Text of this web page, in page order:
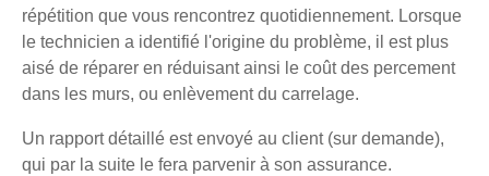
répétition que vous rencontrez quotidiennement. Lorsque
le technicien a identifié l'origine du problème, il est plus
aisé de réparer en réduisant ainsi le coût des percement
dans les murs, ou enlèvement du carrelage.
Un rapport détaillé est envoyé au client (sur demande),
qui par la suite le fera parvenir à son assurance.